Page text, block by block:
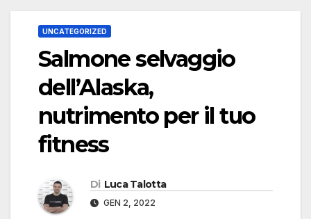
UNCATEGORIZED
Salmone selvaggio
dell’Alaska,
nutrimento per il tuo
fitness
Di Luca Talotta
GEN 2, 2022